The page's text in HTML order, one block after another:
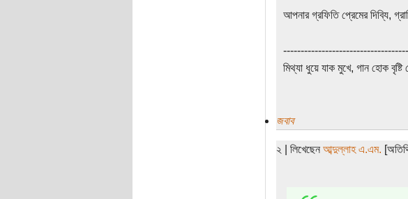
আপনার গ্রফিতি প্রেমের দিব্যি,
মিথ্যা ধুয়ে যাক মুখে, গান হোক
জবাব
২ | লিখেছেন আব্দুল্লাহ এ.এম.